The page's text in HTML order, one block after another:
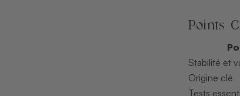
Points
Stabilité et
Origine clé
Tests